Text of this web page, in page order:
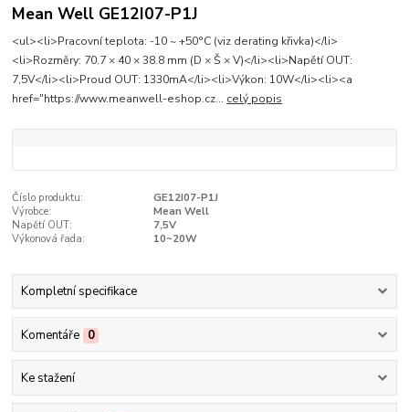
Mean Well GE12I07-P1J
<ul><li>Pracovní teplota: -10 ~ +50°C (viz derating křivka)</li>
<li>Rozměry: 70.7 × 40 × 38.8 mm (D × Š × V)</li><li>Napětí OUT:
7,5V</li><li>Proud OUT: 1330mA</li><li>Výkon: 10W</li><li><a
href="https://www.meanwell-eshop.cz... celý popis
Číslo produktu:
GE12I07-P1J
Výrobce:
Mean Well
Napětí OUT:
7,5V
Výkonová řada:
10~20W
Kompletní specifikace
Komentáře 0
Ke stažení